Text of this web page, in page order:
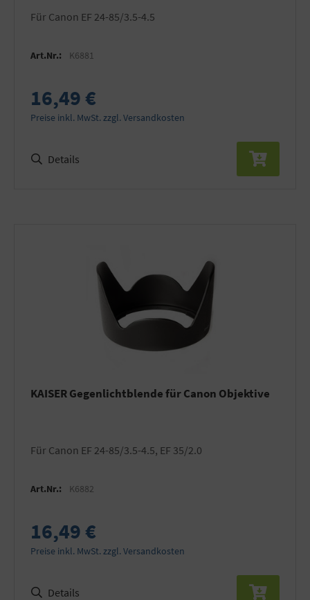
für Canon EF 24-85/3.5-4.5
Art.Nr.: K6881
16,49 €
Preise inkl. MwSt. zzgl. Versandkosten
Details
KAISER Gegenlichtblende für Canon Objektive
für Canon EF 24-85/3.5-4.5, EF 35/2.0
Art.Nr.: K6882
16,49 €
Preise inkl. MwSt. zzgl. Versandkosten
Details